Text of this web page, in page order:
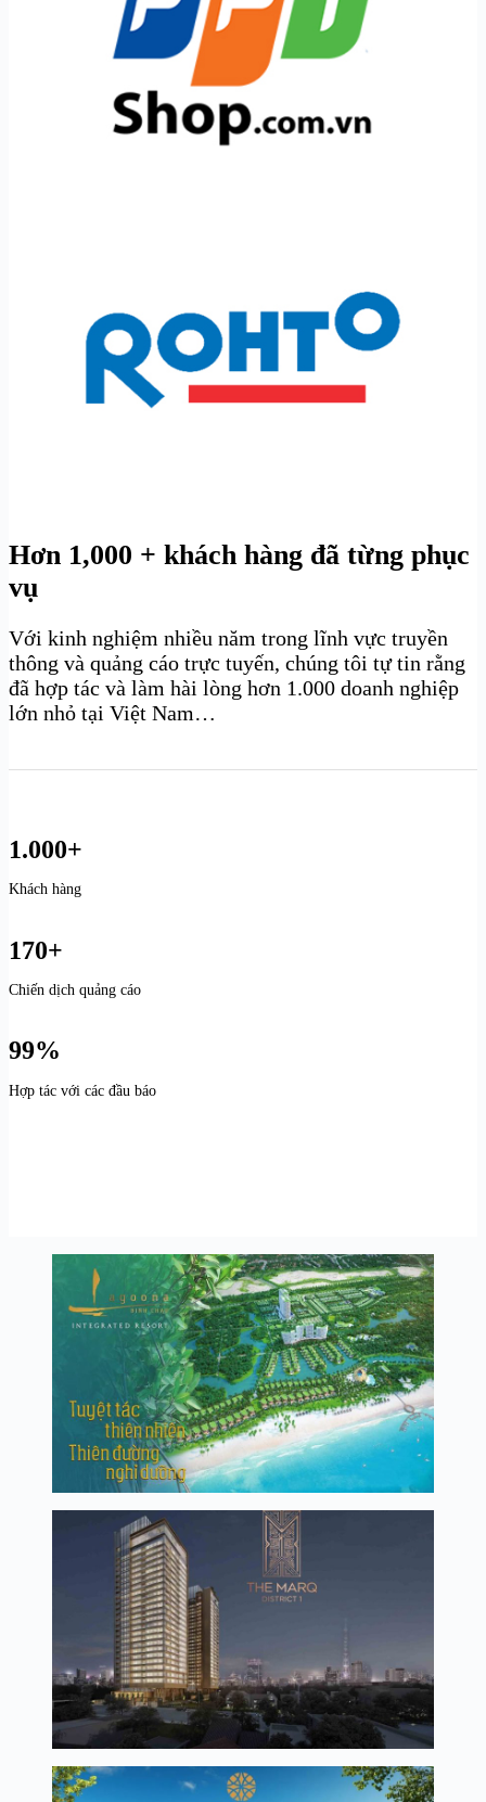
Hơn 1,000 + khách hàng đã từng phục
vụ
Với kinh nghiệm nhiều năm trong lĩnh vực truyền
thông và quảng cáo trực tuyến, chúng tôi tự tin rằng
đã hợp tác và làm hài lòng hơn 1.000 doanh nghiệp
lớn nhỏ tại Việt Nam…
1.000+
Khách hàng
170+
Chiến dịch quảng cáo
99%
Hợp tác với các đầu báo